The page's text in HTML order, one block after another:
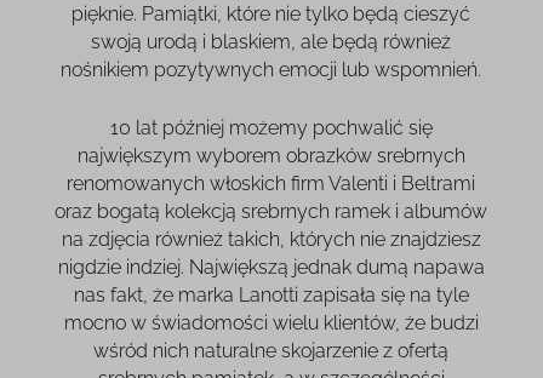
pięknie. Pamiątki, które nie tylko będą cieszyć
swoją urodą i blaskiem, ale będą również
nośnikiem pozytywnych emocji lub wspomnień.
10 lat później możemy pochwalić się
największym wyborem obrazków srebrnych
renomowanych włoskich firm Valenti i Beltrami
oraz bogatą kolekcjąsrebrnych ramek i albumów
na zdjęcia również takich, których nie znajdziesz
nigdzie indziej. Największą jednak dumą napawa
nas fakt, że marka Lanotti zapisała się na tyle
mocno w świadomości wielu klientów, że budzi
wśród nich naturalne skojarzenie z ofertą